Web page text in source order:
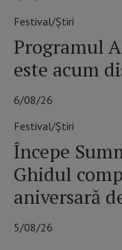
Festival/Știri
Programul
este acum
6/08/26
Festival/Știri
Începe
Ghidul
aniversară
5/08/26